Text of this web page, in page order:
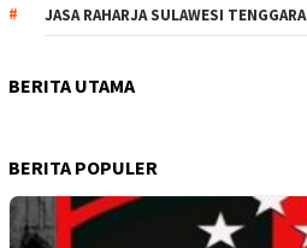
JASA RAHARJA SULAWESI TENGGARA
BERITA UTAMA
BERITA POPULER